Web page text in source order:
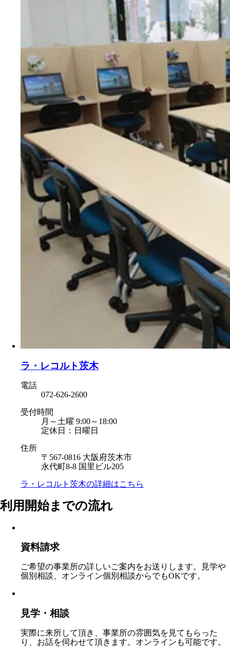
ラ・レコルト茨木
電話
072-626-2600
受付時間
月～土曜 9:00～18:00
定休日：日曜日
住所
〒567-0816 大阪府茨木市
永代町8-8 国里ビル205
ラ・レコルト茨木の詳細はこちら
利用開始までの流れ
資料請求
ご希望の事業所の詳しいご案内をお送りします。見学や
個別相談、オンライン個別相談からでもOKです。
見学・相談
実際に来所して頂き、事業所の雰囲気を見てもらった
り、お話を伺わせて頂きます。オンラインも可能です。